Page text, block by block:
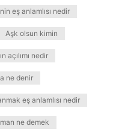
eş anlamlısı nedir
Aşk olsun kimin
açılımı nedir
ne denir
eş anlamlısı nedir
ne demek